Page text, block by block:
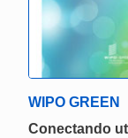
WIPO GREEN
Conectando